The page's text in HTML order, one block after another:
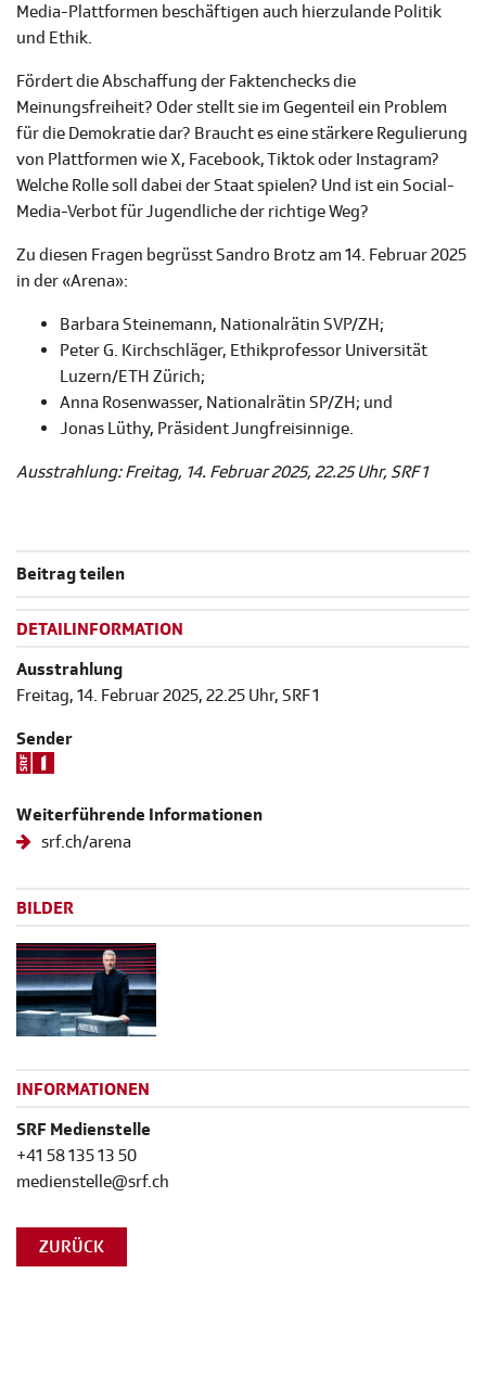
Media-Plattformen beschäftigen auch hierzulande Politik
und Ethik.
Fördert die Abschaffung der Faktenchecks die
Meinungsfreiheit? Oder stellt sie im Gegenteil ein Problem
für die Demokratie dar? Braucht es eine stärkere Regulierung
von Plattformen wie X, Facebook, Tiktok oder Instagram?
Welche Rolle soll dabei der Staat spielen? Und ist ein Social-
Media-Verbot für Jugendliche der richtige Weg?
Zu diesen Fragen begrüsst Sandro Brotz am 14. Februar 2025
in der «Arena»:
Barbara Steinemann, Nationalrätin SVP/ZH;
Peter G. Kirchschläger, Ethikprofessor Universität
Luzern/ETH Zürich;
Anna Rosenwasser, Nationalrätin SP/ZH; und
Jonas Lüthy, Präsident Jungfreisinnige.
Ausstrahlung: Freitag, 14. Februar 2025, 22.25 Uhr, SRF 1
Beitrag teilen
DETAILINFORMATION
Ausstrahlung
Freitag, 14. Februar 2025, 22.25 Uhr, SRF 1
Sender
Weiterführende Informationen
srf.ch/arena
BILDER
INFORMATIONEN
SRF Medienstelle
+41 58 135 13 50
medienstelle@srf.ch
ZURÜCK